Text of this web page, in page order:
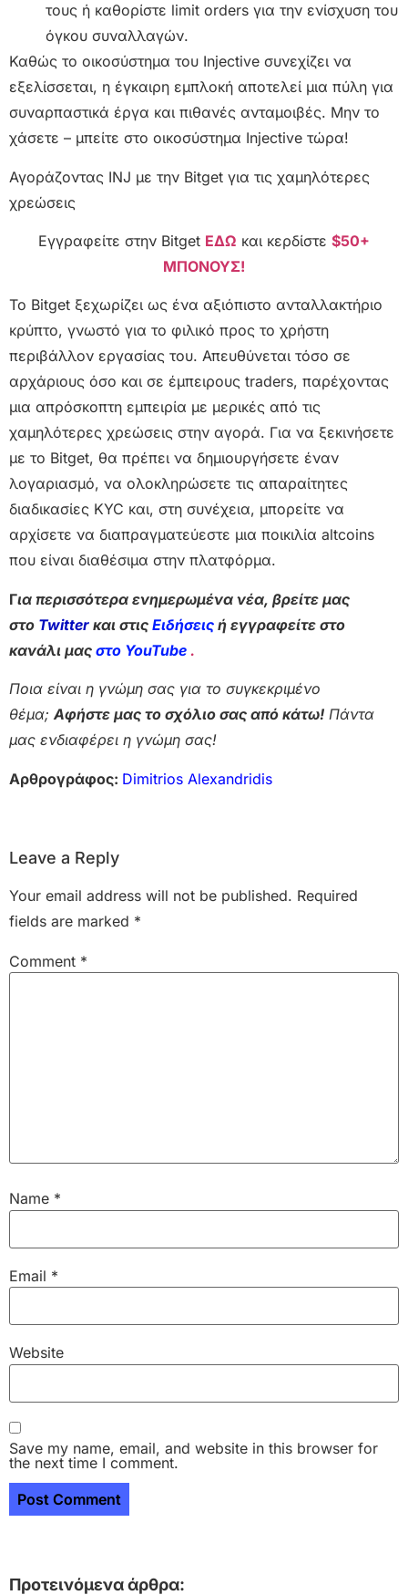
τους ή καθορίστε limit orders για την ενίσχυση του
όγκου συναλλαγών.
Καθώς το οικοσύστημα του Injective συνεχίζει να
εξελίσσεται, η έγκαιρη εμπλοκή αποτελεί μια πύλη για
συναρπαστικά έργα και πιθανές ανταμοιβές. Μην το
χάσετε – μπείτε στο οικοσύστημα Injective τώρα!
Αγοράζοντας INJ με την Bitget για τις χαμηλότερες
χρεώσεις
Εγγραφείτε στην Bitget ΕΔΩ και κερδίστε $50+
ΜΠΟΝΟΥΣ!
Το Bitget ξεχωρίζει ως ένα αξιόπιστο ανταλλακτήριο
κρύπτο, γνωστό για το φιλικό προς το χρήστη
περιβάλλον εργασίας του. Απευθύνεται τόσο σε
αρχάριους όσο και σε έμπειρους traders, παρέχοντας
μια απρόσκοπτη εμπειρία με μερικές από τις
χαμηλότερες χρεώσεις στην αγορά. Για να ξεκινήσετε
με το Bitget, θα πρέπει να δημιουργήσετε έναν
λογαριασμό, να ολοκληρώσετε τις απαραίτητες
διαδικασίες KYC και, στη συνέχεια, μπορείτε να
αρχίσετε να διαπραγματεύεστε μια ποικιλία altcoins
που είναι διαθέσιμα στην πλατφόρμα.
Για περισσότερα ενημερωμένα νέα, βρείτε μας
στο Twitter και στις Ειδήσεις ή εγγραφείτε στο
κανάλι μας στο YouTube .
Ποια είναι η γνώμη σας για το συγκεκριμένο
θέμα;Αφήστε μας το σχόλιο σας από κάτω! Πάντα
μας ενδιαφέρει η γνώμη σας!
Αρθρογράφος: Dimitrios Alexandridis
Leave a Reply
Your email address will not be published. Required
fields are marked *
Comment *
Name *
Email *
Website
Save my name, email, and website in this browser for
the next time I comment.
Προτεινόμενα άρθρα: